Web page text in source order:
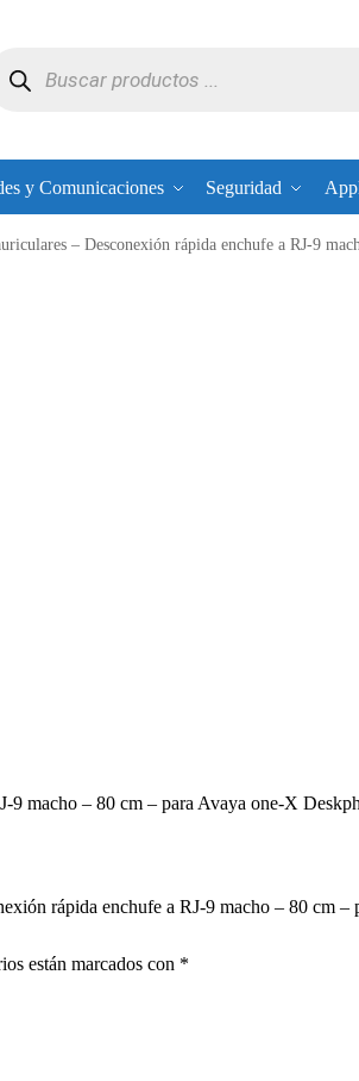
y Comunicaciones Seguridad
– Desconexión rápida enchufe a RJ-9 macho – 80 cm – para
9 macho – 80 cm – para Avaya one-X
rápida enchufe a RJ-9 macho – 80
están marcados con *